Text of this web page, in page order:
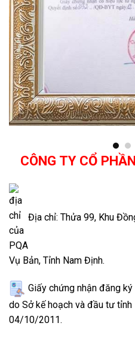
CÔNG TY CỔ
Địa chỉ: Thửa 99, Khu
Vụ Bản, Tỉnh Nam Định.
Giấy chứng nhận đăng
do Sở kế hoạch và đầu tư
04/10/2011.